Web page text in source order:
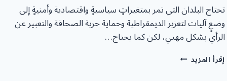
تحتاج البلدان التي تمر بمتغيراتٍ سياسيةٍ واقتصادية وأمنيةٍ إلى
وضعٍ آليات لتعزيز الديمقراطية وحماية حرية الصحافة والتعبير عن
الرأي بشكل مهني، لكن كما يحتاج…
إقرأ المزيدالجلسة